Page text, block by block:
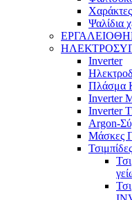
Ψαλίδια
Inverter
Πλάσμα
Inverter
Inverter
Argon-
Μάσκες